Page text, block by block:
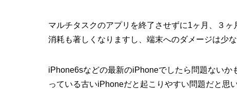
マルチタスクのアプリを終了させずに1ヶ月、３
消耗も著しくなりますし、端末へのダメージは少
iPhone6sなどの最新のiPhoneでしたら問題ない
っている古いiPhoneだと起こりやすい問題だと思い